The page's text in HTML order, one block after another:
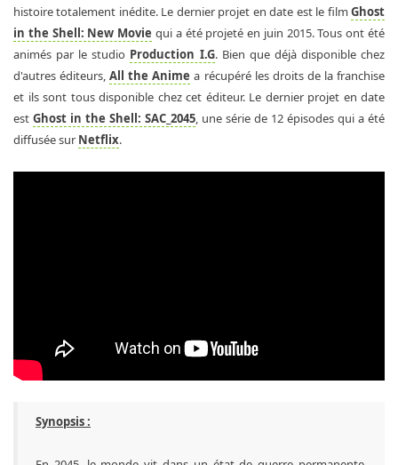
histoire totalement inédite. Le dernier projet en date est le film Ghost
in the Shell: New Movie qui a été projeté en juin 2015. Tous ont été
animés par le studio Production I.G. Bien que déjà disponible chez
d'autres éditeurs,All the Anime a récupéré les droits de la franchise
et ils sont tous disponible chez cet éditeur. Le dernier projet en date
est Ghost in the Shell: SAC_2045, une série de 12 épisodes qui a été
diffusée sur Netflix.
Synopsis :